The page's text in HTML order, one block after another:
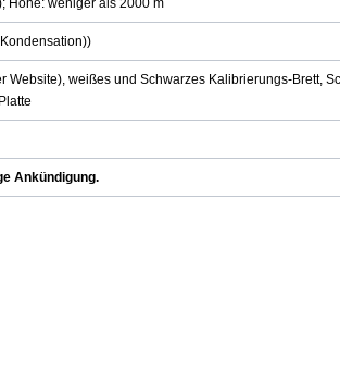
Höhe: weniger als 2000 m
weißes und Schwarzes Kalibrierungs-Brett,
Ankündigung.